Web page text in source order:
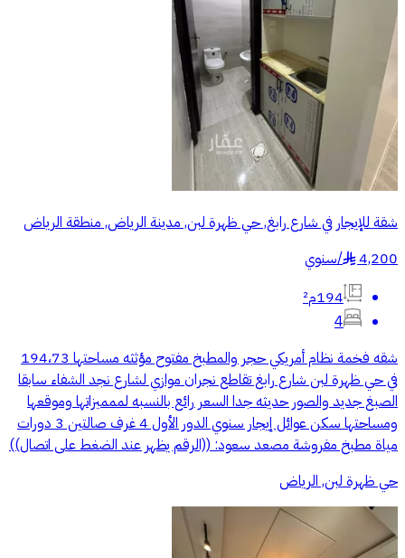
شقة للإيجار في شارع رابغ, حي ظهرة لبن, مدينة الرياض, منطقة الرياض
4,200
§
/سنوي
194م²
4
شقه فخمة نظام أمريكي حجر والمطبخ مفتوح مؤثثه مساحتها 194،73
في حي ظهرة لبن شارع رابغ تقاطع نجران موازي لشارع نجد الشفاء سابقا
الصبغ جديد والصور حديثه جدا السعر رائع بالنسبه لممميزاتها وموقعها
ومساحتها سكن عوائل إيجار سنوي الدور الأول 4 غرف صالتين 3 دورات
مياة مطبخ مفروشة مصعد سعود: ((الرقم يظهر عند الضغط على اتصال))
حي ظهرة لبن, الرياض